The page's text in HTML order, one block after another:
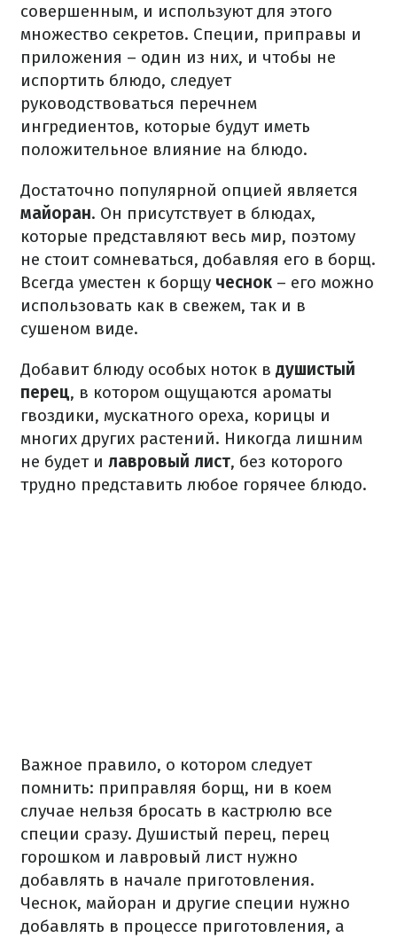
совершенным, и используют для этого
множество секретов. Специи, приправы и
приложения – один из них, и чтобы не
испортить блюдо, следует
руководствоваться перечнем
ингредиентов, которые будут иметь
положительное влияние на блюдо.
Достаточно популярной опцией является
майоран. Он присутствует в блюдах,
которые представляют весь мир, поэтому
не стоит сомневаться, добавляя его в борщ.
Всегда уместен к борщу чеснок – его можно
использовать как в свежем, так и в
сушеном виде.
Добавит блюду особых ноток в душистый
перец, в котором ощущаются ароматы
гвоздики, мускатного ореха, корицы и
многих других растений. Никогда лишним
не будет и лавровый лист, без которого
трудно представить любое горячее блюдо.
Важное правило, о котором следует
помнить: приправляя борщ, ни в коем
случае нельзя бросать в кастрюлю все
специи сразу. Душистый перец, перец
горошком и лавровый лист нужно
добавлять в начале приготовления.
Чеснок, майоран и другие специи нужно
добавлять в процессе приготовления, а